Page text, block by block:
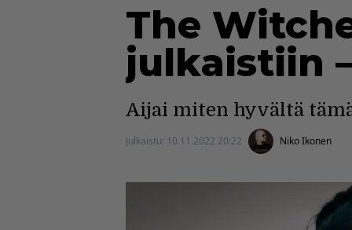
The
julkaistiin
Aijai miten hyvältä
Julkaistu: 10.11.2022 20:22 Niko Ikonen